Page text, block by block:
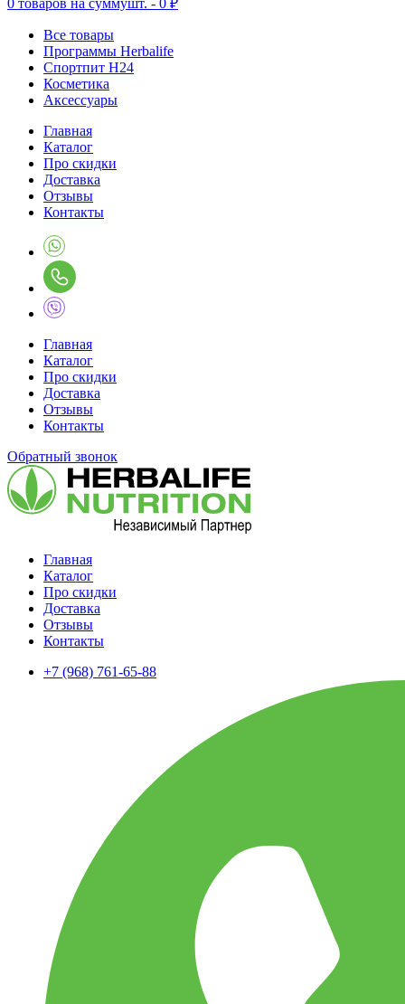
0 товаров на суммушт. - 0 ₽
Все товары
Программы Herbalife
Спортпит H24
Косметика
Аксессуары
Главная
Каталог
Про скидки
Доставка
Отзывы
Контакты
Главная
Каталог
Про скидки
Доставка
Отзывы
Контакты
Обратный звонок
Главная
Каталог
Про скидки
Доставка
Отзывы
Контакты
+7 (968) 761-65-88